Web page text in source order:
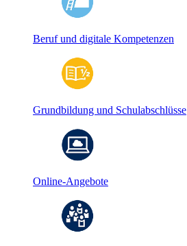
Beruf und digitale Kompetenzen
Grundbildung und Schulabschlüsse
Online-Angebote